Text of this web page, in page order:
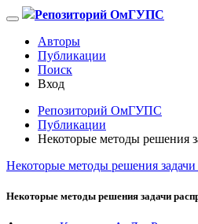
Репозиторий ОмГУПС
Авторы
Публикации
Поиск
Вход
Репозиторий ОмГУПС
Публикации
Некоторые методы решения
Некоторые методы решения задачи
Некоторые методы решения задачи